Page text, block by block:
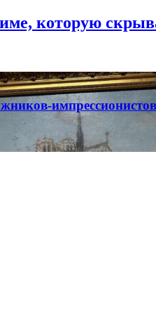
которую
импрессионистов